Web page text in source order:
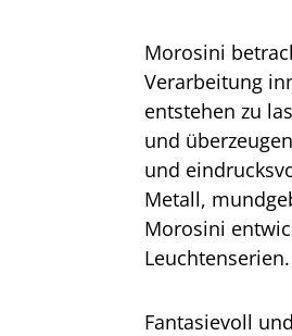
Morosini
Verarbeitung
entstehen zu
und
und
Metall,
Morosini
Leuchtenserien.
Fantasievoll